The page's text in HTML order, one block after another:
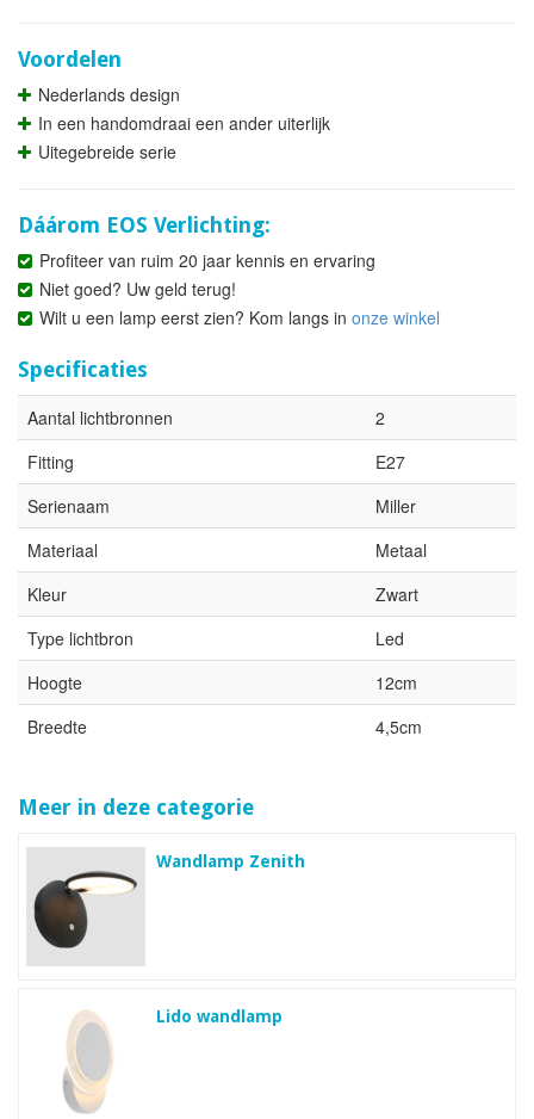
Voordelen
Nederlands design
In een handomdraai een ander uiterlijk
Uitegebreide serie
Dáárom EOS Verlichting:
Profiteer van ruim 20 jaar kennis en ervaring
Niet goed? Uw geld terug!
Wilt u een lamp eerst zien? Kom langs in onze winkel
Specificaties
Aantal lichtbronnen
2
Fitting
E27
Serienaam
Miller
Materiaal
Metaal
Kleur
Zwart
Type lichtbron
Led
Hoogte
12cm
Breedte
4,5cm
Meer in deze categorie
Wandlamp Zenith
Lido wandlamp